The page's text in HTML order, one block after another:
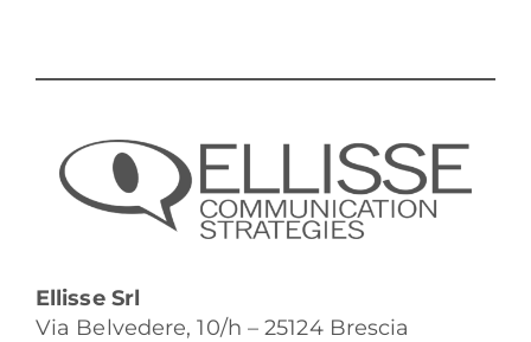
Ellisse Srl
Via Belvedere, 10/h – 25124 Brescia